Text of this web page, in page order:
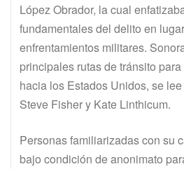
López Obrador, la cual
fundamentales del delito en
enfrentamientos militares.
principales rutas de tránsito
hacia los Estados Unidos, se
Steve Fisher y Kate Linthicum.
Personas familiarizadas con su
bajo condición de anonimato